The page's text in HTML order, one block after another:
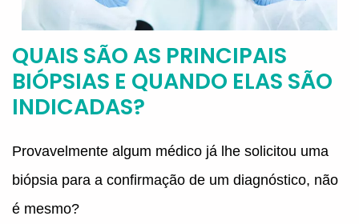
QUAIS SÃO AS PRINCIPAIS
BIÓPSIAS E QUANDO ELAS SÃO
INDICADAS?
Provavelmente algum médico já lhe solicitou uma
biópsia para a confirmação de um diagnóstico, não
é mesmo?